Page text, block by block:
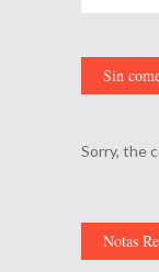
Sin
Sorry, the
Notas